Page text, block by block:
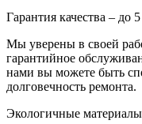
Гарантия качества – до
Мы уверены в своей
гарантийное
нами вы можете быть
долговечность ремонта.
Экологичные